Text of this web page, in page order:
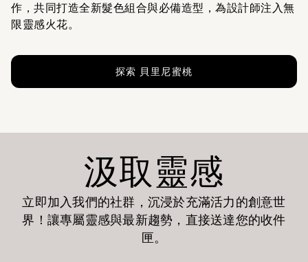
作，共同打造全新髮色組合與必備造型，為設計師注入無
限靈感火花。
探索 貝里尼蜜桃
汲取靈感
立即加入我們的社群，沉浸於充滿活力的創意世
界！讓專屬靈感與最新趨勢，直接送達您的收件
匣。